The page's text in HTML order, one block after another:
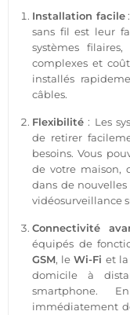
Installation facile:
sans fil est leur
systèmes
complexes et
installés
câbles.
Flexibilité : Les
de retirer
besoins. Vous
de votre maison,
dans de
vidéosurveillance
Connectivité
équipés de
GSM, leWi-Fi et
domicile à
smartphone. En
immédiatement